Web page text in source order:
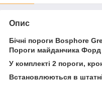
Опис
Бічні пороги Bosphore
Пороги майданчика Форд
У комплекті 2 пороги,
Встановлюються в